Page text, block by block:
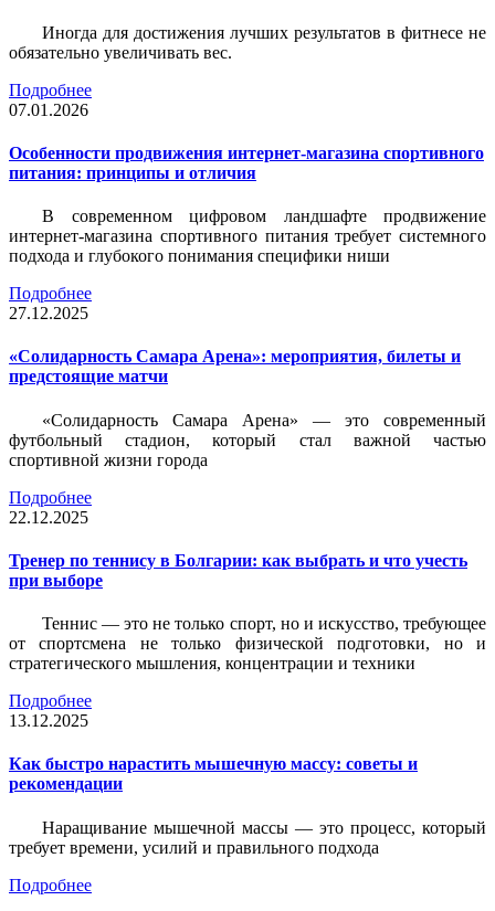
Иногда для достижения лучших результатов в фитнесе не
обязательно увеличивать вес.
Подробнее
07.01.2026
Особенности продвижения интернет-магазина спортивного
питания: принципы и отличия
В современном цифровом ландшафте продвижение
интернет-магазина спортивного питания требует системного
подхода и глубокого понимания специфики ниши
Подробнее
27.12.2025
«Солидарность Самара Арена»: мероприятия, билеты и
предстоящие матчи
«Солидарность Самара Арена» — это современный
футбольный стадион, который стал важной частью
спортивной жизни города
Подробнее
22.12.2025
Тренер по теннису в Болгарии: как выбрать и что учесть
при выборе
Теннис — это не только спорт, но и искусство, требующее
от спортсмена не только физической подготовки, но и
стратегического мышления, концентрации и техники
Подробнее
13.12.2025
Как быстро нарастить мышечную массу: советы и
рекомендации
Наращивание мышечной массы — это процесс, который
требует времени, усилий и правильного подхода
Подробнее